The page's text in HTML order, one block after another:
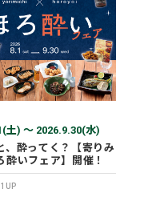
2026年03月
2026年02月
2025年12月
2025年11月
2025年10月
土) 〜 2026.9.30(水)
、酔ってく？【寄りみ
酔いフェア】開催！